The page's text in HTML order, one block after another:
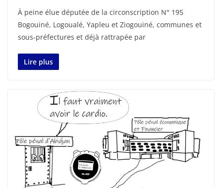
À peine élue députée de la circonscription N° 195
Bogouiné, Logoualé, Yapleu et Ziogouiné, communes et
sous-préfectures et déjà rattrapée par
Lire plus